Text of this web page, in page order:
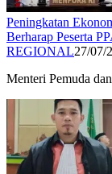
Peningkatan
Berharap Peserta
REGIONAL27/07/
Menteri Pemuda